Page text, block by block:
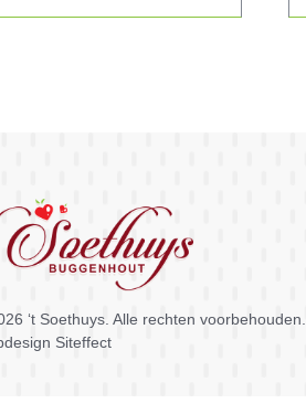
‘t Soethuys. Alle rechten voorbehouden.
Siteffect